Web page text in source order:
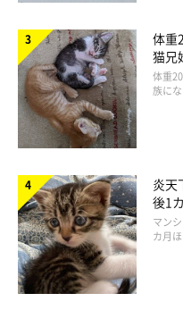
暑くなると、愛猫がふだん
「寝る場所が変わる…ア
「ベッドに上がってこな
場所を陣取っていること
「めったにベッドの下で
るとベッドの下いること
体重
猫兄
ほっ
体重
族に
炎天
後1
でツ
マン
カ月